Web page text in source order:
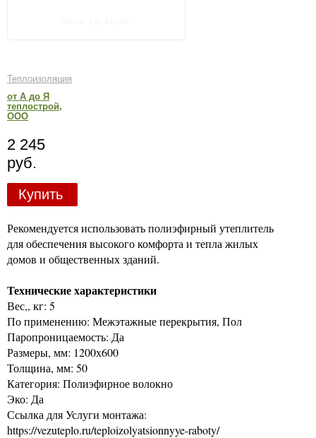
Теплоизоляция
от А до Я
теплострой,
ООО
2 245
руб.
Купить
Рекомендуется использовать полиэфирный утеплитель
для обеспечения высокого комфорта и тепла жилых
домов и общественных зданий.
Технические характеристики
Вес,, кг: 5
По применению: Межэтажные перекрытия, Пол
Паропроницаемость: Да
Размеры, мм: 1200х600
Толщина, мм: 50
Категория: Полиэфирное волокно
Эко: Да
Ссылка для Услуги монтажа:
https://vezuteplo.ru/teploizolyatsionnyye-raboty/